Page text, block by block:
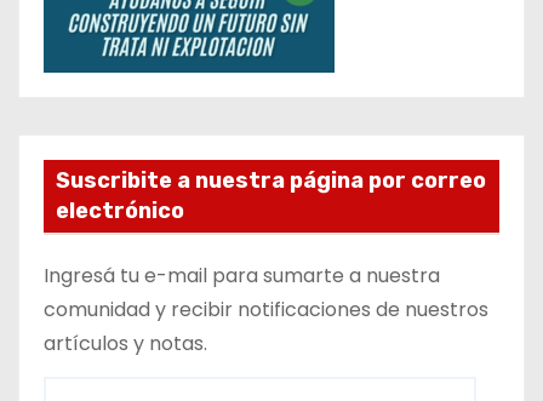
Suscribite a nuestra página por correo
electrónico
Ingresá tu e-mail para sumarte a nuestra
comunidad y recibir notificaciones de nuestros
artículos y notas.